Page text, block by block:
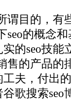
目的，有
seo的概念
的seo技能
售的产品的
夫，付出
歌搜索seo